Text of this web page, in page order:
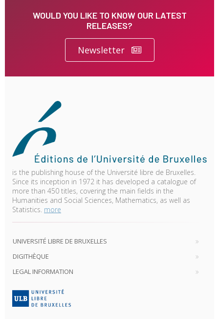
WOULD YOU LIKE TO KNOW OUR LATEST
RELEASES?
Newsletter
is the publishing house of the Université libre de Bruxelles.
Since its inception in 1972 it has developed a catalogue of
more than 450 titles, covering the main fields in the
Humanities and Social Sciences, Mathematics, as well as
Statistics. more
UNIVERSITÉ LIBRE DE BRUXELLES
DIGITHÈQUE
LEGAL INFORMATION